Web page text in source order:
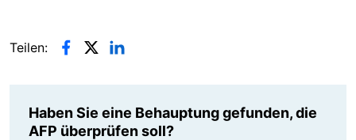
Teilen:
Haben Sie eine Behauptung gefunden, die
AFP überprüfen soll?